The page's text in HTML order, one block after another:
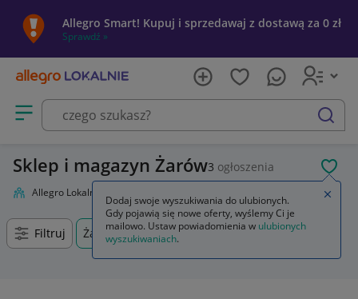
Allegro Smart! Kupuj i sprzedawaj z dostawą za 0 zł
Sprawdź »
Otwórz menu z kategoriami
szukaj
Sklep i magazyn Żarów3 ogłoszenia
Allegro Lokalnie
Filtruj Żarów, Dolnośląskie, +0 km
Dodaj swoje wyszukiwania do ulubionych.
Gdy pojawią się nowe oferty, wyślemy Ci je
mailowo. Ustaw powiadomienia w ulubionych
wyszukiwaniach.